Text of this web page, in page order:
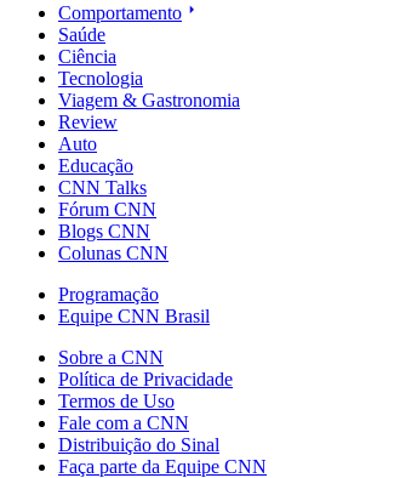
Comportamento
Saúde
Ciência
Tecnologia
Viagem & Gastronomia
Review
Auto
Educação
CNN Talks
Fórum CNN
Blogs CNN
Colunas CNN
Programação
Equipe CNN Brasil
Sobre a CNN
Política de Privacidade
Termos de Uso
Fale com a CNN
Distribuição do Sinal
Faça parte da Equipe CNN